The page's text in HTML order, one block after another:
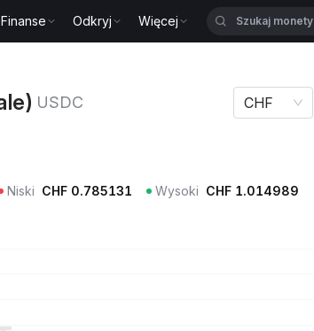
Finanse Odkryj Więcej
USDC CHF
Niski CHF 0.785131 Wysoki CHF 1.014989